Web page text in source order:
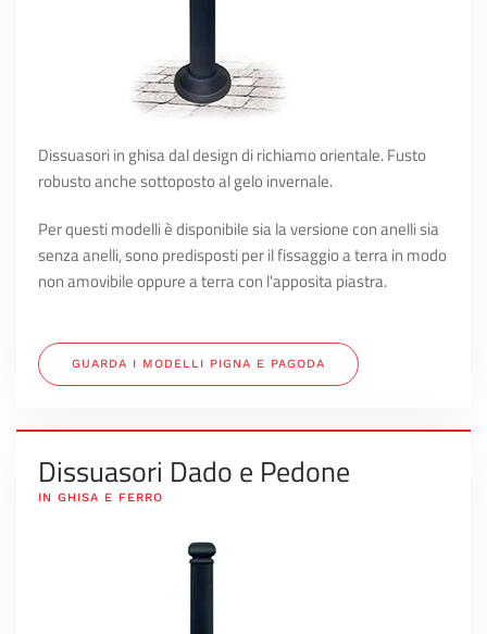
Dissuasori in ghisa dal design di richiamo orientale. Fusto
robusto anche sottoposto al gelo invernale.
Per questi modelli è disponibile sia la versione con anelli sia
senza anelli, sono predisposti per il fissaggio a terra in modo
non amovibile oppure a terra con l'apposita piastra.
GUARDA I MODELLI PIGNA E PAGODA
Dissuasori Dado e Pedone
IN GHISA E FERRO